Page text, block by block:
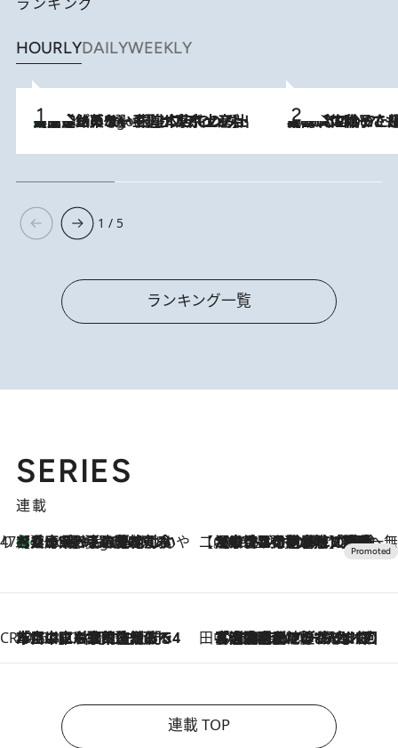
HOURLYDAILYWEEKLY
4 Hours Ago
【間違いのない王道・東京土産】資生堂パーラー 銀座本店でのみ出会える銘菓5選《極上プディング・濃厚チーズケーキ・ボンボンショコラほか》 2026.8.5
【阿川佐和子さんの年とる力】なぜ70代で始めた趣味は“こんなに楽しい”のか？ ピアノ、俳句…スランプに陥っても続けられる“ある秘訣”とは
1 / 5
ランキング一覧
SERIES
連載
47都道府県の手みやげ ひんやりスイーツで夏を満喫
4 Hours Ago
【兵庫県】この夏絶対食べたい 冷やしておいしいおやつ3選 淡路島の恵みをジェラートに集約 【CREA×星野リゾート】唯一無二。癒しと発見が待つ場所へ
2026.8.7
【トンボの足水浴】ヒノキの香りに包まれて涼感マックス！約13℃の湧水かけ流しを避暑地「星野温泉 トンボの湯」で体験
CREA'S CHOICE
2026.8.7
「立川にも歌舞伎があるんだよ」 片岡仁左衛門・市川中車ら豪華座組みで4年目の立川立飛歌舞伎へ 田中稲の勝手に再ブーム
2026.8.7
「湘南乃風に憧れて」観客大盛上がりの“タオル回し”に、ラッパー顔負けの高速歌唱まで…さだまさし（74）のアグレッシブすぎる現在地
連載 TOP